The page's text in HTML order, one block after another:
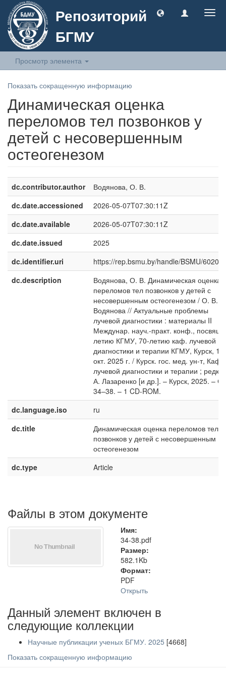
Репозиторий
БГМУ
Просмотр элемента
Показать сокращенную информацию
Динамическая оценка
переломов тел позвонков у
детей с несовершенным
остеогенезом
dc.contributor.author
Водянова, О. В.
dc.date.accessioned
2026-05-07T07:30:11Z
dc.date.available
2026-05-07T07:30:11Z
dc.date.issued
2025
dc.identifier.uri
https://rep.bsmu.by/handle/BSMU/60205
dc.description
Водянова, О. В. Динамическая оценка
переломов тел позвонков у детей с
несовершенным остеогенезом / О. В.
Водянова // Актуальные проблемы
лучевой диагностики : материалы II
Междунар. науч.-практ. конф., посвящ.
летию КГМУ, 70-летию каф. лучевой
диагностики и терапии КГМУ, Курск, 17
окт. 2025 г. / Курск. гос. мед. ун-т, Каф.
лучевой диагностики и терапии ;
А. Лазаренко [и др.]. – Курск, 2025. – С.
34–38. – 1 CD-ROM.
dc.language.iso
ru
dc.title
Динамическая оценка переломов тел
позвонков у детей с несовершенным
остеогенезом
dc.type
Article
Файлы в этом документе
Имя:
34-38.pdf
Размер:
582.1Kb
Формат:
PDF
Открыть
Данный элемент включен в
следующие коллекции
Научные публикации ученых БГМУ. 2025 [4668]
Показать сокращенную информацию